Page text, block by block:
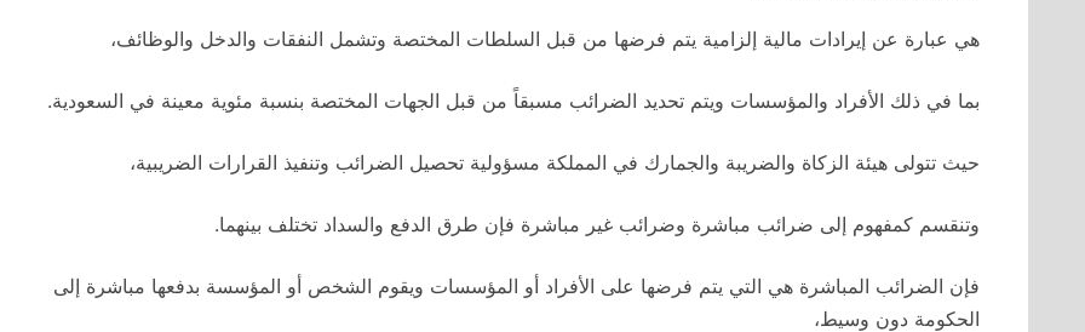
هي عبارة عن إيرادات مالية إلزامية يتم فرضها من قبل السلطات المختصة وتشمل النفقات والدخل والوظائف،
بما في ذلك الأفراد والمؤسسات ويتم تحديد الضرائب مسبقاً من قبل الجهات المختصة بنسبة مئوية معينة في السعودية.
حيث تتولى هيئة الزكاة والضريبة والجمارك في المملكة مسؤولية تحصيل الضرائب وتنفيذ القرارات الضريبية،
وتنقسم كمفهوم إلى ضرائب مباشرة وضرائب غير مباشرة فإن طرق الدفع والسداد تختلف بينهما.
فإن الضرائب المباشرة هي التي يتم فرضها على الأفراد أو المؤسسات ويقوم الشخص أو المؤسسة بدفعها مباشرة إلى
الحكومة دون وسيط،